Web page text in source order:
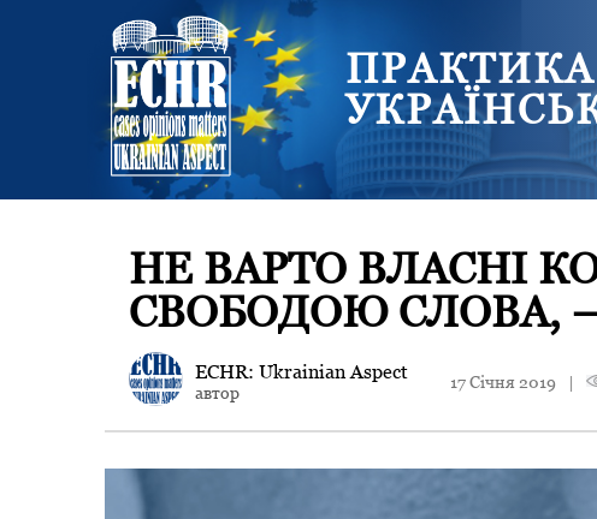
НЕ ВАРТО ВЛАСНІ
СВОБОДОЮ СЛОВА,
ECHR: Ukrainian Aspect
автор
17 Січня 2019 |